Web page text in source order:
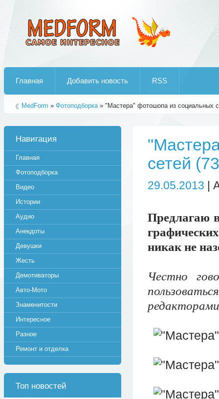
Главная Добавить новость RSS
MedForm » Фотоподборка» "Мастера" фотошопа из социальных
сетей
29.05.2013 |
Предлагаю
никак не
Честно
Навигация
Главная
Фотоподборка
Видео
Истории
Аудио
Анекдоты
Девушки
Жесть
Демотиваторы
Авто-Мото
Знаменитости
Интересное
Разное
Ремонт и отделка
Топ новостей